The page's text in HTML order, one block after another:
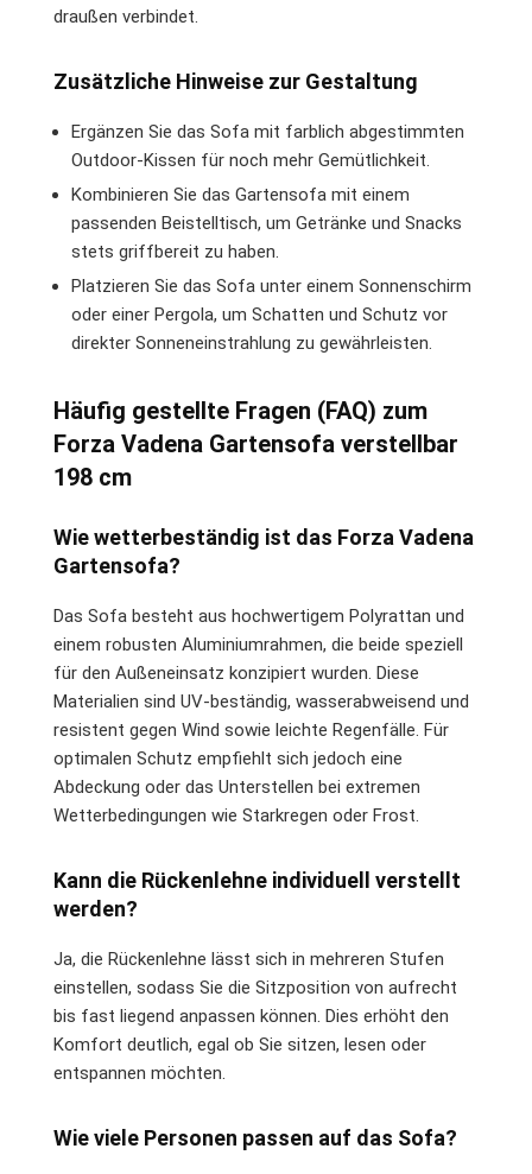
draußen verbindet.
Zusätzliche Hinweise zur Gestaltung
Ergänzen Sie das Sofa mit farblich abgestimmten
Outdoor-Kissen für noch mehr Gemütlichkeit.
Kombinieren Sie das Gartensofa mit einem
passenden Beistelltisch, um Getränke und Snacks
stets griffbereit zu haben.
Platzieren Sie das Sofa unter einem Sonnenschirm
oder einer Pergola, um Schatten und Schutz vor
direkter Sonneneinstrahlung zu gewährleisten.
Häufig gestellte Fragen (FAQ) zum
Forza Vadena Gartensofa verstellbar
198 cm
Wie wetterbeständig ist das Forza Vadena
Gartensofa?
Das Sofa besteht aus hochwertigem Polyrattan und
einem robusten Aluminiumrahmen, die beide speziell
für den Außeneinsatz konzipiert wurden. Diese
Materialien sind UV-beständig, wasserabweisend und
resistent gegen Wind sowie leichte Regenfälle. Für
optimalen Schutz empfiehlt sich jedoch eine
Abdeckung oder das Unterstellen bei extremen
Wetterbedingungen wie Starkregen oder Frost.
Kann die Rückenlehne individuell verstellt
werden?
Ja, die Rückenlehne lässt sich in mehreren Stufen
einstellen, sodass Sie die Sitzposition von aufrecht
bis fast liegend anpassen können. Dies erhöht den
Komfort deutlich, egal ob Sie sitzen, lesen oder
entspannen möchten.
Wie viele Personen passen auf das Sofa?